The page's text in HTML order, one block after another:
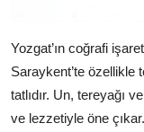
Yozgat’ın coğrafi
Saraykent’te özellikle
tatlıdır. Un, tereyağı
ve lezzetiyle öne